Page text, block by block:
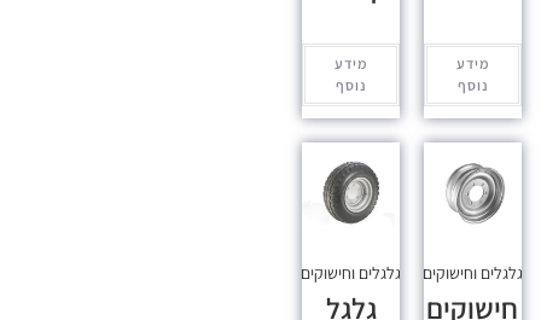
מידע
נוסף
מידע
נוסף
גלגלים וחישוקים
חישוקים
גלגלים וחישוקים
גלגל